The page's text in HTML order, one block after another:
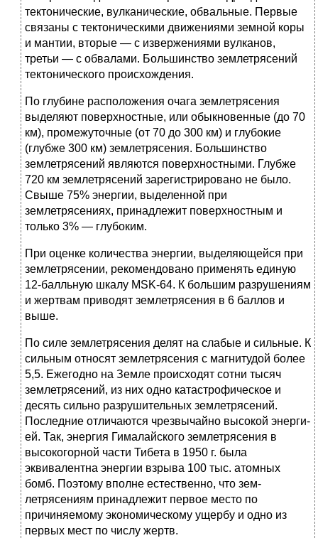
текто­нические, вулканические, обвальные. Первые
связаны с тек­тоническими движениями земной коры
и мантии, вторые — с извержениями вулканов,
третьи — с обвалами. Большинство землетрясений
тектонического происхождения.
По глубине расположения очага землетрясения
выделяют поверхностные, или обыкновенные (до 70
км), промежуточ­ные (от 70 до 300 км) и глубокие
(глубже 300 км) землетрясе­ния. Большинство
землетрясений являются поверхностными. Глубже
720 км землетрясений зарегистрировано не было.
Свы­ше 75% энергии, выделенной при
землетрясениях, принадле­жит поверхностным и
только 3% — глубоким.
При оценке количества энергии, выделяющейся при
зем­летрясении, рекомендовано применять единую
12-балльную шкалу MSK-64. К большим разрушениям
и жертвам приводят землетрясения в 6 баллов и
выше.
По силе землетрясения делят на слабые и сильные. К
силь­ным относят землетрясения с магнитудой более
5,5. Ежегодно на Земле происходят сотни тысяч
землетрясений, из них одно катастрофическое и
десять сильно разрушительных землетря­сений.
Последние отличаются чрезвычайно высокой энерги­
ей. Так, энергия Гималайского землетрясения в
высокогор­ной части Тибета в 1950 г. была
эквивалентна энергии взрыва 100 тыс. атомных
бомб. Поэтому вполне естественно, что зем­
летрясениям принадлежит первое место по
причиняемому эко­номическому ущербу и одно из
первых мест по числу жертв.